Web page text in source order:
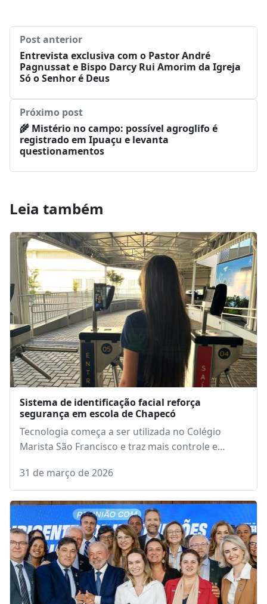
Post anterior
Entrevista exclusiva com o Pastor André
Pagnussat e Bispo Darcy Rui Amorim da Igreja
Só o Senhor é Deus
Próximo post
🌾 Mistério no campo: possível agroglifo é
registrado em Ipuaçu e levanta
questionamentos
Leia também
Sistema de identificação facial reforça
segurança em escola de Chapecó
Tecnologia começa a ser utilizada no Colégio
Marista São Francisco e traz mais controle e…
31 de março de 2026